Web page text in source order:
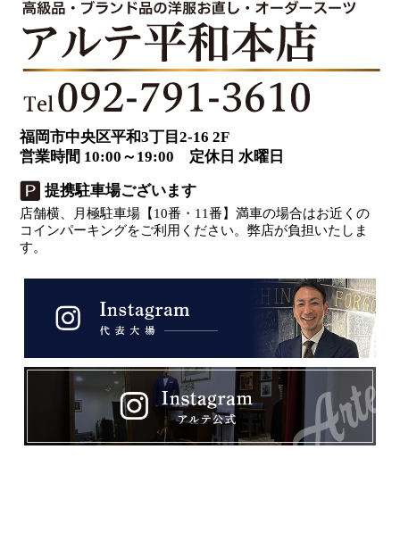
福岡市中央区平和3丁目2-16 2F
営業時間 10:00～19:00 定休日 水曜日
提携駐車場ございます
店舗横、月極駐車場【10番・11番】満車の場合はお近くの
コインパーキングをご利用ください。弊店が負担いたしま
す。